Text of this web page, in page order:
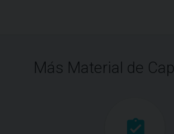
Más Material de